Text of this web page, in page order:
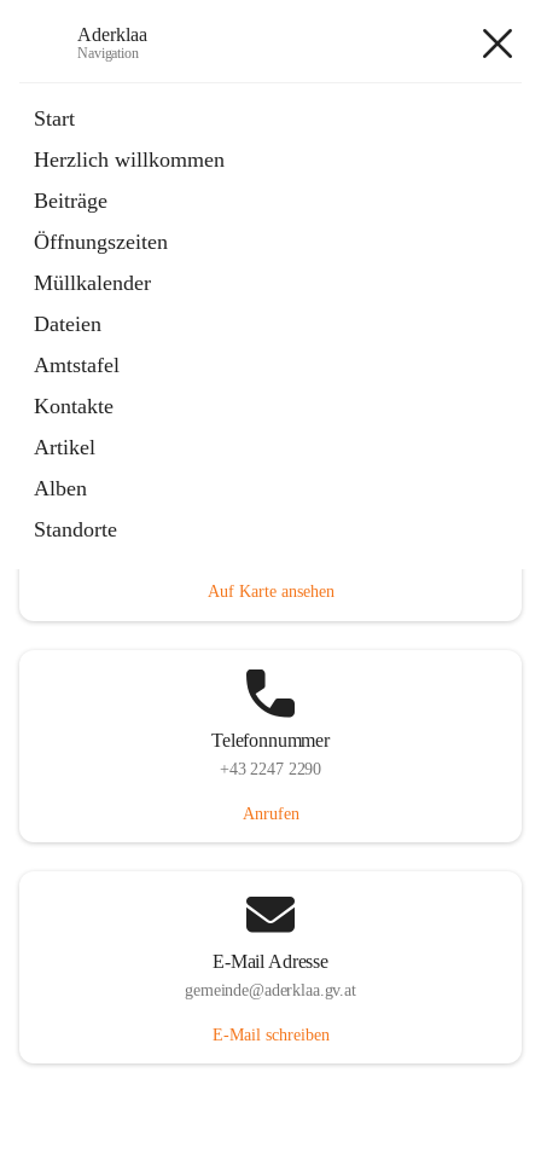
Aderklaa
Navigation
Start
Herzlich willkommen
Beiträge
Öffnungszeiten
Müllkalender
Dateien
Amtstafel
Kontakte
Artikel
Alben
Standorte
6 Schnellzugriffe
Gemeinde
3 Schnellzugriffe
Auf Karte ansehen
Telefonnummer
+43 2247 2290
Anrufen
E-Mail Adresse
gemeinde@aderklaa.gv.at
E-Mail schreiben